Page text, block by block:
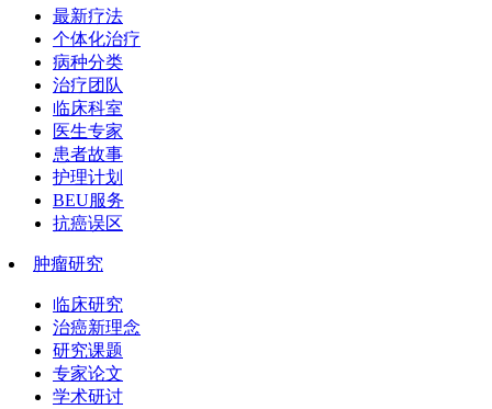
最新疗法
个体化治疗
病种分类
治疗团队
临床科室
医生专家
患者故事
护理计划
BEU服务
抗癌误区
肿瘤研究
临床研究
治癌新理念
研究课题
专家论文
学术研讨